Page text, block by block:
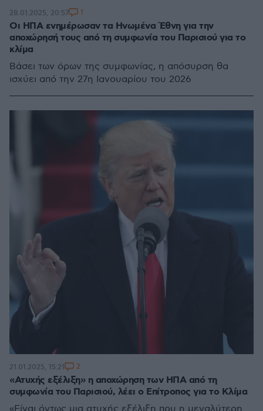
Οι ΗΠΑ ενημέρωσαν τα Ηνωμένα Έθνη για την
αποχώρησή τους από τη συμφωνία του Παρισιού για το
κλίμα
Βάσει των όρων της συμφωνίας, η απόσυρση θα
ισχύει από την 27η Ιανουαρίου του 2026
28.01.2025, 20:57 1
«Ατυχής εξέλιξη» η αποχώρηση των ΗΠΑ από τη
συμφωνία του Παρισιού, λέει ο Επίτροπος για το Κλίμα
21.01.2025, 15:21 2